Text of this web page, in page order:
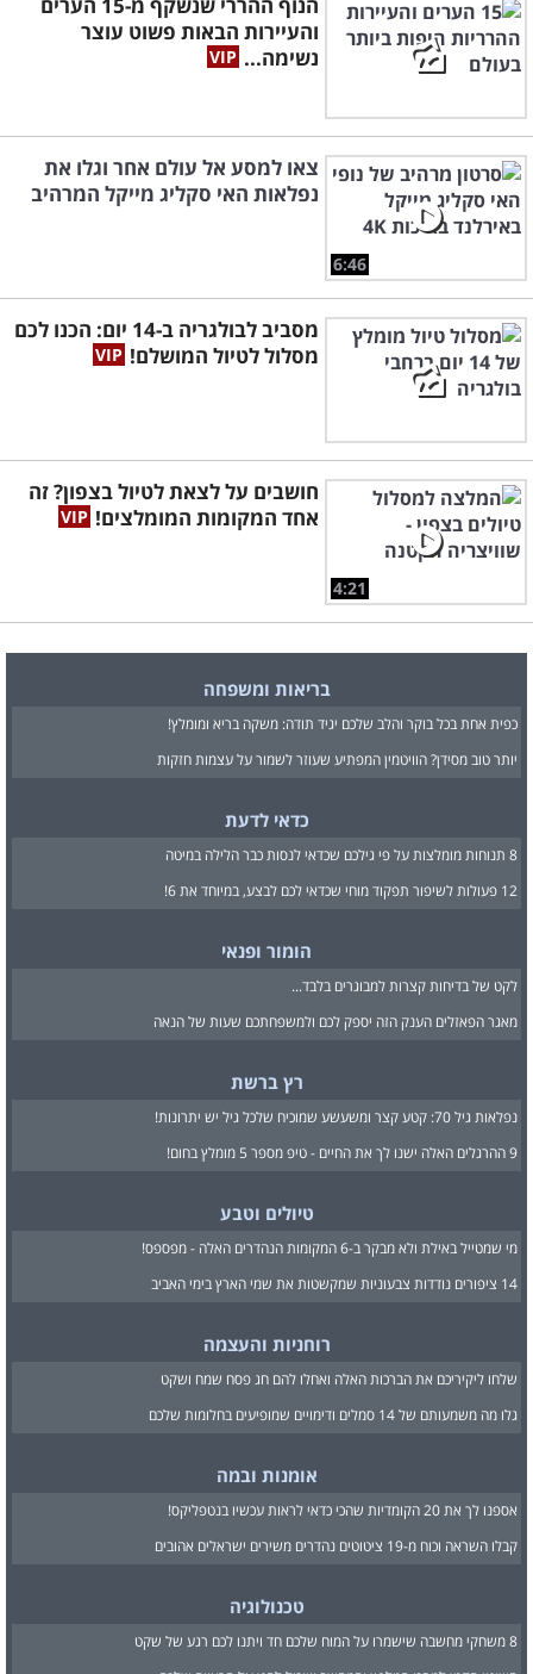
הנוף ההררי שנשקף מ-15 הערים
והעיירות הבאות פשוט עוצר
נשימה...
6:46
צאו למסע אל עולם אחר וגלו את
נפלאות האי סקליג מייקל המרהיב
מסביב לבולגריה ב-14 יום: הכנו לכם
מסלול לטיול המושלם!
4:21
חושבים על לצאת לטיול בצפון? זה
אחד המקומות המומלצים!
בריאות ומשפחה
כפית אחת בכל בוקר והלב שלכם יגיד תודה: משקה בריא ומומלץ!
יותר טוב מסידן? הוויטמין המפתיע שעוזר לשמור על עצמות חזקות
כדאי לדעת
8 תנוחות מומלצות על פי גילכם שכדאי לנסות כבר הלילה במיטה
12 פעולות לשיפור תפקוד מוחי שכדאי לכם לבצע, במיוחד את 6!
הומור ופנאי
לקט של בדיחות קצרות למבוגרים בלבד...
מאגר הפאזלים הענק הזה יספק לכם ולמשפחתכם שעות של הנאה
רץ ברשת
נפלאות גיל 70: קטע קצר ומשעשע שמוכיח שלכל גיל יש יתרונות!
9 ההרגלים האלה ישנו לך את החיים - טיפ מספר 5 מומלץ בחום!
טיולים וטבע
מי שמטייל באילת ולא מבקר ב-6 המקומות הנהדרים האלה - מפספס!
14 ציפורים נודדות צבעוניות שמקשטות את שמי הארץ בימי האביב
רוחניות והעצמה
שלחו ליקיריכם את הברכות האלה ואחלו להם חג פסח שמח ושקט
גלו מה משמעותם של 14 סמלים ודימויים שמופיעים בחלומות שלכם
אומנות ובמה
אספנו לך את 20 הקומדיות שהכי כדאי לראות עכשיו בנטפליקס!
קבלו השראה וכוח מ-19 ציטוטים נהדרים משירים ישראלים אהובים
טכנולוגיה
8 משחקי מחשבה שישמרו על המוח שלכם חד ויתנו לכם רגע של שקט